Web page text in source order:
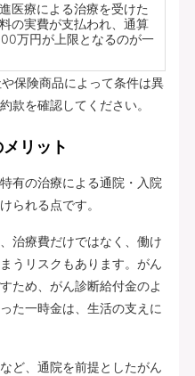
医療による治療を受けた
の実費が支払われ、通算
万円が上限となるのが一
保険商品によって条件は異
款を確認してください。
リット
有の治療による通院・入院
られる点です。
治療費だけではなく、働け
うリスクもあります。がん
ため、がん診断給付金のよ
た一時金は、生活の支えに
ど、通院を前提としたがん